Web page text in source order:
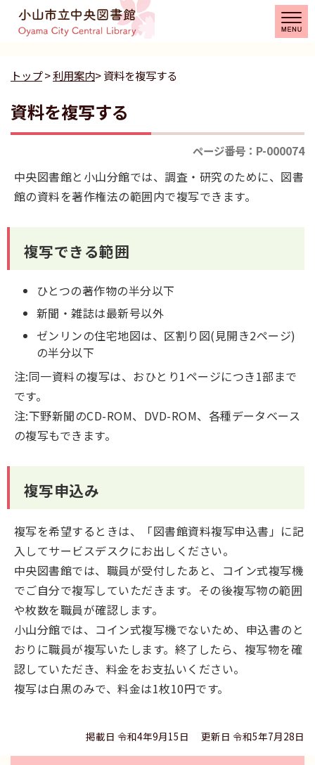
トップ>利用案内> 資料を複写する
資料を複写する
ページ番号：P-000074
中央図書館と小山分館では、調査・研究のために、図書
館の資料を著作権法の範囲内で複写できます。
複写できる範囲
ひとつの著作物の半分以下
新聞・雑誌は最新号以外
ゼンリンの住宅地図は、区割り図(見開き2ページ)
の半分以下
注:同一資料の複写は、おひとり1ページにつき1部まで
です。
注:下野新聞のCD-ROM、DVD-ROM、各種データベース
の複写もできます。
複写申込み
複写を希望するときは、「図書館資料複写申込書」に記
入してサービスデスクにお出しください。
中央図書館では、職員が受付したあと、コイン式複写機
でご自分で複写していただきます。その後複写物の範囲
や枚数を職員が確認します。
小山分館では、コイン式複写機でないため、申込書のと
おりに職員が複写いたします。終了したら、複写物を確
認していただき、料金をお支払いください。
複写は白黒のみで、料金は1枚10円です。
掲載日 令和4年9月15日 更新日 令和5年7月28日